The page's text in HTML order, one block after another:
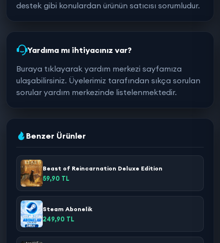
destek gibi konulardan ürünün satıcısı sorumludur.
Yardıma mı ihtiyacınız var?
Buraya tıklayarak yardım merkezi sayfamıza
ulaşabilirsiniz. Üyelerimiz tarafından sıkça sorulan
sorular yardım merkezinde listelenmektedir.
Benzer Ürünler
Beast of Reincarnation Deluxe Edition
59,90 TL
Steam Abonelik
249,90 TL